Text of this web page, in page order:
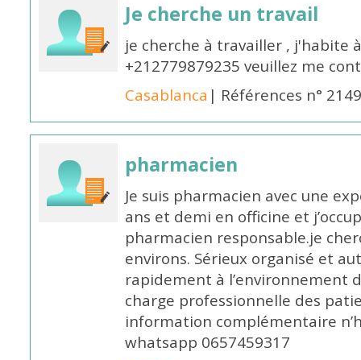
Je cherche un travail
je cherche à travailler , j'habite
+212779879235 veuillez me
Casablanca | Références n°
pharmacien
Je suis pharmacien avec une
ans et demi en officine et
pharmacien responsable.je
environs. Sérieux organisé et
rapidement à l’environnement
charge professionnelle des
information complémentaire
whatsapp 0657459317